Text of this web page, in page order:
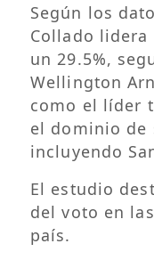
Según los
Collado
un 29.5%,
Wellington
como el líder
el dominio de
incluyendo
El estudio
del voto en
país.